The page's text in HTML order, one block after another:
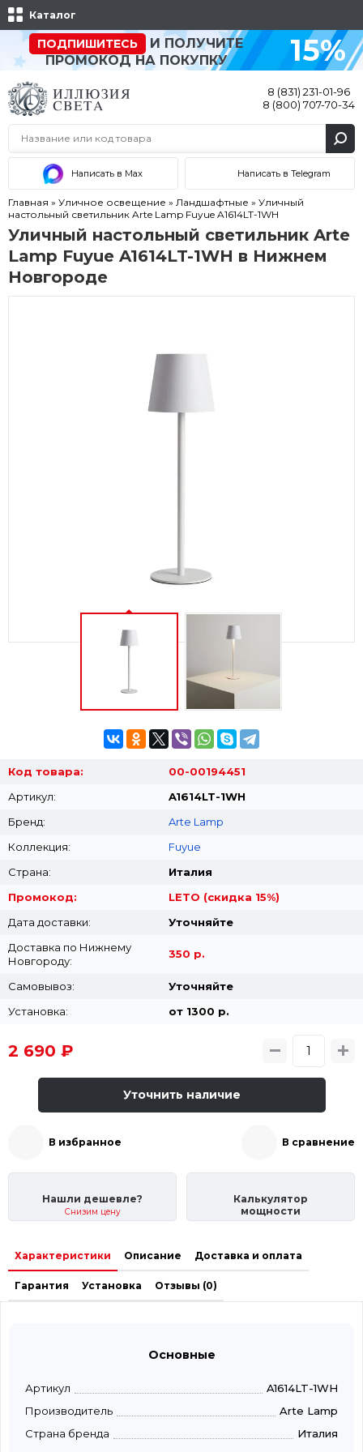
Каталог
ПОДПИШИТЕСЬ
И ПОЛУЧИТЕ
ПРОМОКОД НА ПОКУПКУ
15%
8 (831) 231-01-96
8 (800) 707-70-34
Написать в Max Написать в Telegram
Главная » Уличное освещение » Ландшафтные » Уличный
настольный светильник Arte Lamp Fuyue A1614LT-1WH
Уличный настольный светильник Arte
Lamp Fuyue A1614LT-1WH в Нижнем
Новгороде
Код товара:
00-00194451
Артикул:
A1614LT-1WH
Бренд:
Arte Lamp
Коллекция:
Fuyue
Страна:
Италия
Промокод:
LETO (скидка 15%)
Дата доставки:
Уточняйте
Доставка по Нижнему
Новгороду:
350 р.
Самовывоз:
Уточняйте
Установка:
от 1300 p.
2 690 ₽
Уточнить наличие
В избранное В сравнение
Нашли дешевле?
Снизим цену
Калькулятор
мощности
Характеристики Описание Доставка и оплата
Гарантия Установка Отзывы (0)
Основные
Артикул
A1614LT-1WH
Производитель
Arte Lamp
Страна бренда
Италия